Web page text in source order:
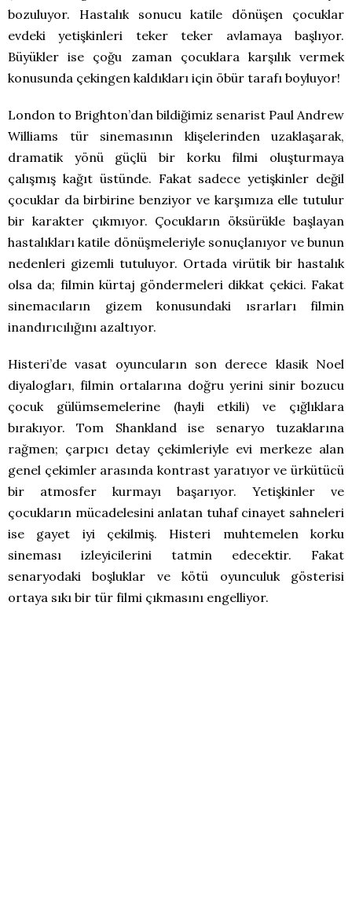
bozuluyor. Hastalık sonucu katile dönüşen çocuklar
evdeki yetişkinleri teker teker avlamaya başlıyor.
Büyükler ise çoğu zaman çocuklara karşılık vermek
konusunda çekingen kaldıkları için öbür tarafı boyluyor!
London to Brighton’dan bildiğimiz senarist Paul Andrew
Williams tür sinemasının klişelerinden uzaklaşarak,
dramatik yönü güçlü bir korku filmi oluşturmaya
çalışmış kağıt üstünde. Fakat sadece yetişkinler değil
çocuklar da birbirine benziyor ve karşımıza elle tutulur
bir karakter çıkmıyor. Çocukların öksürükle başlayan
hastalıkları katile dönüşmeleriyle sonuçlanıyor ve bunun
nedenleri gizemli tutuluyor. Ortada virütik bir hastalık
olsa da; filmin kürtaj göndermeleri dikkat çekici. Fakat
sinemacıların gizem konusundaki ısrarları filmin
inandırıcılığını azaltıyor.
Histeri’de vasat oyuncuların son derece klasik Noel
diyalogları, filmin ortalarına doğru yerini sinir bozucu
çocuk gülümsemelerine (hayli etkili) ve çığlıklara
bırakıyor. Tom Shankland ise senaryo tuzaklarına
rağmen; çarpıcı detay çekimleriyle evi merkeze alan
genel çekimler arasında kontrast yaratıyor ve ürkütücü
bir atmosfer kurmayı başarıyor. Yetişkinler ve
çocukların mücadelesini anlatan tuhaf cinayet sahneleri
ise gayet iyi çekilmiş. Histeri muhtemelen korku
sineması izleyicilerini tatmin edecektir. Fakat
senaryodaki boşluklar ve kötü oyunculuk gösterisi
ortaya sıkı bir tür filmi çıkmasını engelliyor.